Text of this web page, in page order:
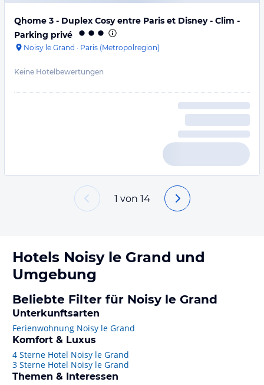
Qhome 3 - Duplex Cosy entre Paris et Disney - Clim -
Parking privé
Noisy le Grand · Paris (Metropolregion)
Keine Hotelbewertungen
1 von 14
Hotels Noisy le Grand und
Umgebung
Beliebte Filter für Noisy le Grand
Unterkunftsarten
Ferienwohnung Noisy le Grand
Komfort & Luxus
4 Sterne Hotel Noisy le Grand
3 Sterne Hotel Noisy le Grand
Themen & Interessen